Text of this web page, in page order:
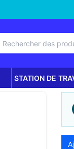
STATION DE